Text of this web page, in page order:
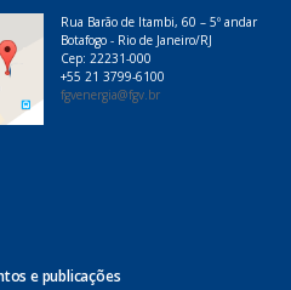
Rua Barão de Itambi, 60 – 5º andar
Botafogo - Rio de Janeiro/RJ
Cep: 22231-000
+55 21 3799-6100
fgvenergia@fgv.br
e publicações